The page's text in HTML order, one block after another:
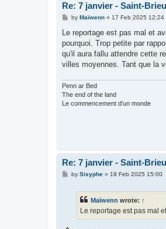
Re: 7 janvier - Saint-
P
s
by Maïwenn» 17 Feb 2025 12:24
Le reportage est pas mal et
pourquoi. Trop petite par
qu'il aura fallu attendre cette
villes moyennes. Tant que la
Penn ar Bed
The end of the land
Le commencement d'un monde
Re: 7 janvier - Saint-
Pby Sisyphe» 19 Feb 2025 15:00
Maïwenn wrote: ↑
Le reportage est pas mal